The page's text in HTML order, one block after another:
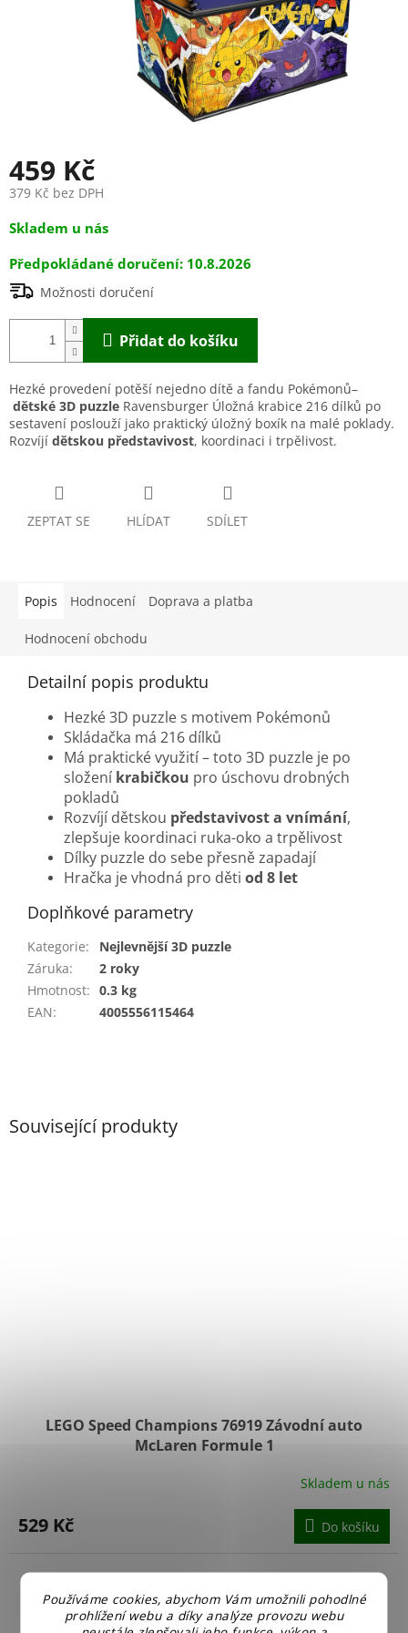
Používáme cookies, abychom Vám umožnili pohodlné
prohlížení webu a díky analýze provozu webu
459 Kč
379 Kč bez DPH
Měrná
cena:
Skladem u nás
10.8.2026
Možnosti doručení
Přidat do košíku
Hezké provedení potěší nejedno dítě a fandu Pokémonů–
dětské 3D puzzle Ravensburger Úložná krabice 216 dílků po
sestavení poslouží jako praktický úložný boxík na malé poklady.
Rozvíjí dětskou představivost, koordinaci i trpělivost.
ZEPTAT SE HLÍDAT SDÍLET
Související produkty
LEGO Speed Champions 76919 Závodní auto
McLaren Formule 1
Skladem u nás
529 Kč Do košíku
Popis Hodnocení Doprava a platba
Hodnocení obchodu
Detailní popis produktu
Hezké 3D puzzle s motivem Pokémonů
Skládačka má 216 dílků
Má praktické využití – toto 3D puzzle je po
složení krabičkou pro úschovu drobných
pokladů
Rozvíjí dětskou představivost a vnímání,
zlepšuje koordinaci ruka-oko a trpělivost
Dílky puzzle do sebe přesně zapadají
Hračka je vhodná pro děti od 8 let
Doplňkové parametry
Kategorie:
Nejlevnější 3D puzzle
Záruka:
2 roky
Hmotnost: 0.3 kg
EAN: 4005556115464